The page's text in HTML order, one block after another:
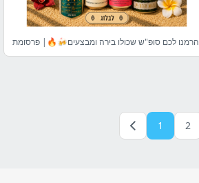
הרמנו לכם סופ"ש שכולו בירה ומבצעים🍻🔥| פרסומת
1 2